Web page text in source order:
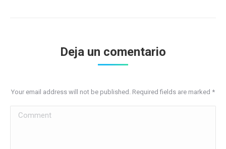
Deja un comentario
Your email address will not be published. Required fields are marked *
Comment